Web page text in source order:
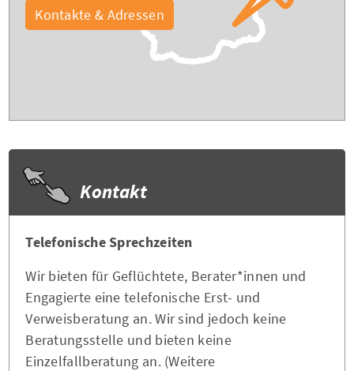
Kontakte & Adressen
Kontakt
Telefonische Sprechzeiten
Wir bieten für Geflüchtete, Berater*innen und
Engagierte eine telefonische Erst- und
Verweisberatung an. Wir sind jedoch keine
Beratungsstelle und bieten keine
Einzelfallberatung an. (Weitere